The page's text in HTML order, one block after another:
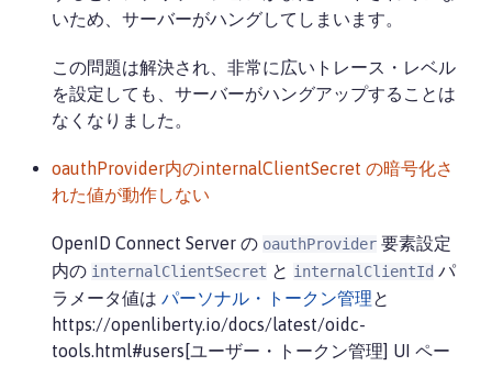
いため、サーバーがハングしてしまいます。
この問題は解決され、非常に広いトレース・レベル
を設定しても、サーバーがハングアップすることは
なくなりました。
oauthProvider内のinternalClientSecret の暗号化さ
れた値が動作しない
OpenID Connect Server の oauthProvider 要素設定
内の internalClientSecret と internalClientId パ
ラメータ値は パーソナル・トークン管理と
https://openliberty.io/docs/latest/oidc-
tools.html#users[ユーザー・トークン管理] UI ペー